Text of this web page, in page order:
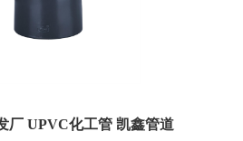
厂 UPVC化工管 凯鑫管道